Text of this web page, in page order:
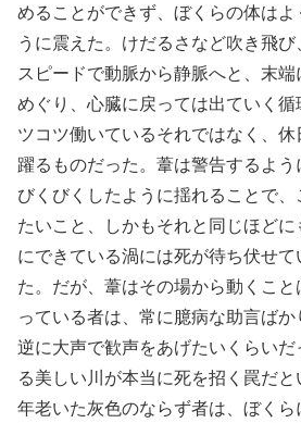
めることができず、ぼくらの体はよ
うに震えた。けだるさなど吹き飛
スピードで動脈から静脈へと、末
めぐり、心臓に戻っては出ていく循
ツコツ働いているそれではなく、
躍るものだった。葦は警告するよう
びくびくしたように揺れることで
たいこと、しかもそれと同じほど
にできている渦には死が待ち伏せ
た。だが、葦はその場から動くこ
っている者は、常に臆病な助言ば
逆に大声で歓声をあげたいくらい
る美しい川が本当に死を招く罠だと
年老いた灰色のならず者は、ぼくら